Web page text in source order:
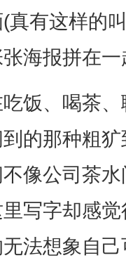
真有这样的
海报拼在
饭、喝茶
的那种粗
像公司茶
写字却感
法想象自